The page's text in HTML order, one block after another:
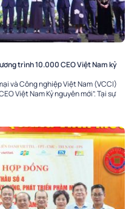
trình 10.000 CEO Việt Nam kỷ
và Công nghiệp Việt Nam (VCCI)
Việt Nam Kỷ nguyên mới”. Tại sự